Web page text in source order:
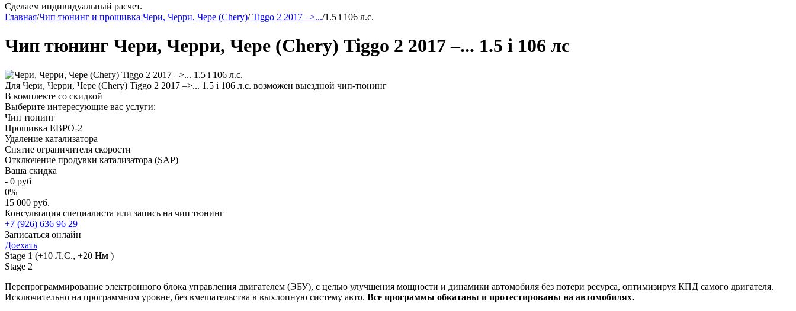
Сделаем индивидуальный расчет.
Главная/Чип тюнинг и прошивка Чери, Черри, Чере (Chery)/Tiggo 2 2017 –>.../1.5 i 106 л.с.
Чип тюнинг Чери, Черри, Чере (Chery) Tiggo 2 2017 –... 1.5 i 106 лс
Для Чери, Черри, Чере (Chery) Tiggo 2 2017 –>... 1.5 i 106 л.с. возможен выездной чип-тюнинг
В комплекте со скидкой
Выберите интересующие вас услуги:
Чип тюнинг
Прошивка ЕВРО-2
Удаление катализатора
Снятие ограничителя скорости
Отключение продувки катализатора (SAP)
Ваша скидка
- 0 руб
0%
15 000 руб.
Консультация специалиста или запись на чип тюнинг
+7 (926) 636 96 29
Записаться онлайн
Доехать
Stage 1 (+10 Л.С., +20 Нм )
Stage 2
Перепрограммирование электронного блока управления двигателем (ЭБУ), с целью улучшения мощности и динамики автомобиля без потери ресурса, оптимизируя КПД самого двигателя.
Исключительно на программном уровне, без вмешательства в выхлопную систему авто. Все программы обкатаны и протестированы на автомобилях.